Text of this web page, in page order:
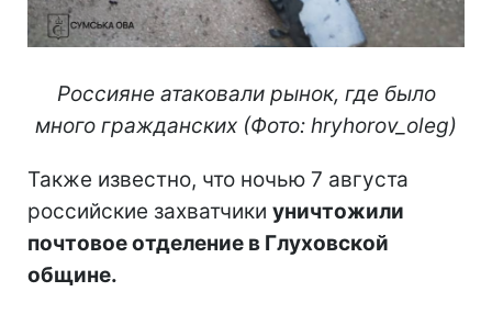
Россияне атаковали рынок, где было
много гражданских (Фото: hryhorov_oleg)
Также известно, что ночью 7 августа
российские захватчики уничтожили
почтовое отделение в Глуховской
общине.